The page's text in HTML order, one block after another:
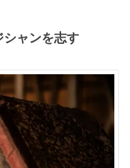
シャンを志す